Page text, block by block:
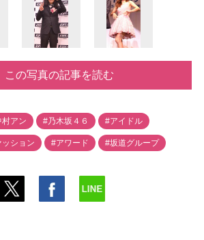
この写真の記事を読む
村アン #乃木坂４６ #アイドル
ション #アワード #坂道グループ